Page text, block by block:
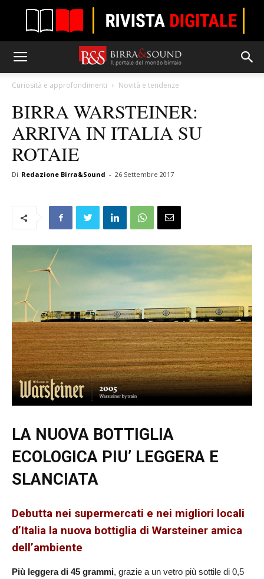
Curiosità e approfondimenti Novità e tendenze
BIRRA WARSTEINER:
ARRIVA IN ITALIA SU
ROTAIE
Di Redazione Birra&Sound - 26 Settembre 2017
LA NUOVA BOTTIGLIA
ECOLOGICA PIU’ LEGGERA E
SLANCIATA
Debutta nei supermercati e nei migliori locali
d’Italia la nuova bottiglia di Warsteiner amica
dell’ambiente
Più leggera di 45 grammi, grazie a un vetro più sottile di 0,5